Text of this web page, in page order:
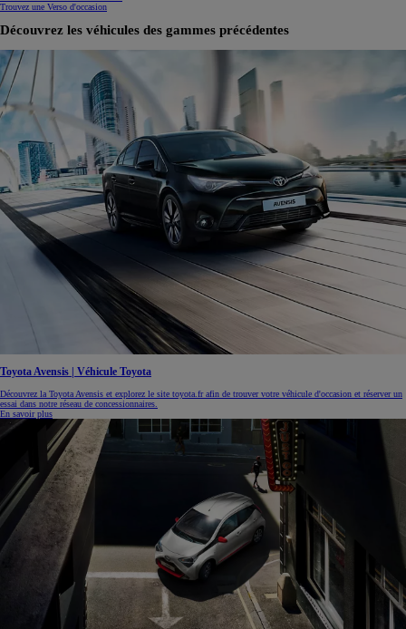
Trouvez une Verso d'occasion
Découvrez les véhicules des gammes précédentes
Toyota Avensis | Véhicule Toyota
Découvrez la Toyota Avensis et explorez le site toyota.fr afin de trouver votre véhicule d'occasion et réserver un
essai dans notre réseau de concessionnaires.
En savoir plus